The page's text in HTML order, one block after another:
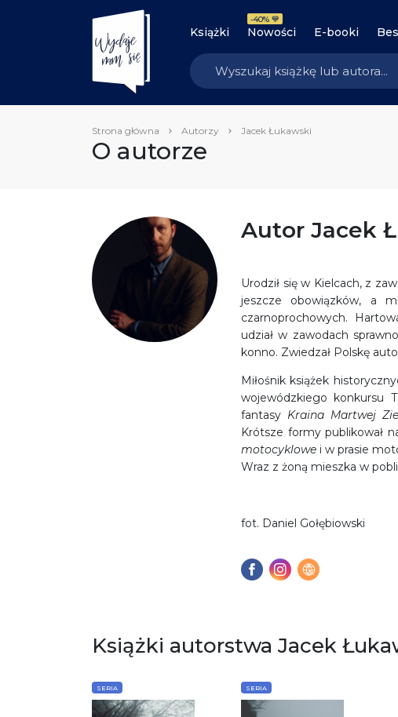
Książki Nowości
-40% 💙
E-booki
Strona główna Autorzy Jacek Łukawski
O autorze
Autor Jacek
Urodził się w Kielcach, z
jeszcze obowiązków, a
czarnoprochowych.
udział w zawodach
konno. Zwiedzał Polskę
Miłośnik książek
wojewódzkiego konkursu
fantasy Kraina Martwej
Krótsze formy publikował
motocyklowe i w prasie
Wraz z żoną mieszka w
fot. Daniel Gołębiowski
Książki autorstwa Jacek
SERIA SERIA